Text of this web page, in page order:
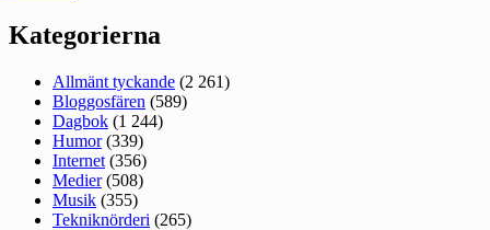
Kategorierna
Allmänt tyckande (2 261)
Bloggosfären (589)
Dagbok (1 244)
Humor(339)
Internet (356)
Medier(508)
Musik (355)
Tekniknörderi (265)